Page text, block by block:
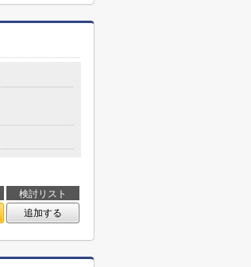
検討リスト
追加する